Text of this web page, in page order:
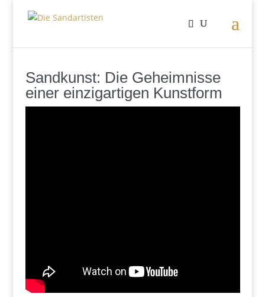
Sandkunst: Die Geheimnisse
einer einzigartigen Kunstform